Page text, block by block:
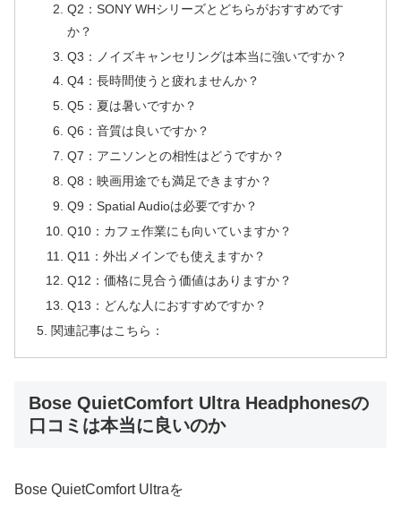
Q2：SONY WHシリーズとどちらがおすすめです
か？
Q3：ノイズキャンセリングは本当に強いですか？
Q4：長時間使うと疲れませんか？
Q5：夏は暑いですか？
Q6：音質は良いですか？
Q7：アニソンとの相性はどうですか？
Q8：映画用途でも満足できますか？
Q9：Spatial Audioは必要ですか？
Q10：カフェ作業にも向いていますか？
Q11：外出メインでも使えますか？
Q12：価格に見合う価値はありますか？
Q13：どんな人におすすめですか？
関連記事はこちら：
Bose QuietComfort Ultra Headphonesの
口コミは本当に良いのか
Bose QuietComfort Ultraを